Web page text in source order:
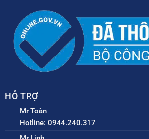
HỖ TRỢ
Mr Toàn
Hotline: 0944.240.317